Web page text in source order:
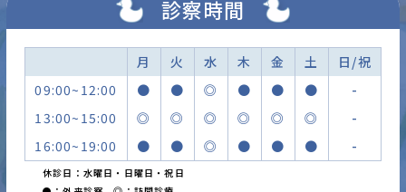
診察時間
月 火 水 木 金 土
日/祝
09:00~12:00
● ● ◎ ● ● ●
-
13:00~15:00
◎ ◎ ◎ ◎ ◎ ◎
-
16:00~19:00
● ● ◎ ● ● ● -
休診日：水曜日・日曜日・祝日